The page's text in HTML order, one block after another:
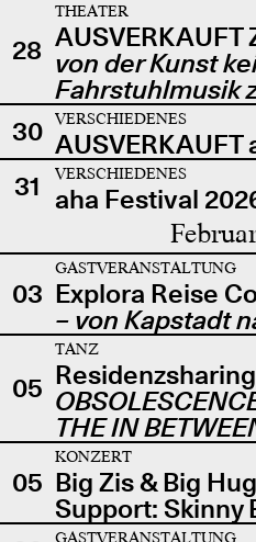
28
THEATER
AUSVERKAUFT
von der Kunst
Fahrstuhlmusik
30
VERSCHIEDENES
AUSVERKAUFT
31
VERSCHIEDENES
aha Festival
03
GASTVERANSTALTUNG
Explora Reise
– von Kapstadt
05
TANZ
THE IN
05
KONZERT
Big Zis & Big
Support: Skinny
GASTVERANSTALTUNG